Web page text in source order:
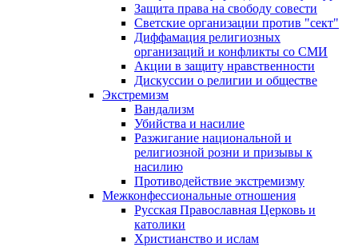
Защита права на свободу совести
Светские организации против "сект"
Диффамация религиозных
организаций и конфликты со СМИ
Акции в защиту нравственности
Дискуссии о религии и обществе
Экстремизм
Вандализм
Убийства и насилие
Разжигание национальной и
религиозной розни и призывы к
насилию
Противодействие экстремизму
Межконфессиональные отношения
Русская Православная Церковь и
католики
Христианство и ислам